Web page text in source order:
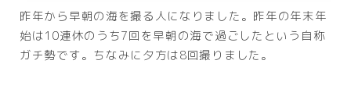
昨年から早朝の海を撮る人になりました。昨年の年末年
始は10連休のうち7回を早朝の海で過ごしたという自称
ガチ勢です。ちなみに夕方は8回撮りました。